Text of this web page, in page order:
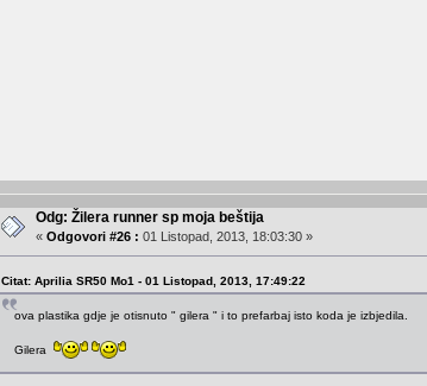
Odg: Žilera runner sp moja beštija
«Odgovori #26 : 01 Listopad, 2013, 18:03:30 »
Citat: Aprilia SR50 Mo1 - 01 Listopad, 2013, 17:49:22
ova plastika gdje je otisnuto " gilera " i to prefarbaj isto koda je izbjedila.
Gilera